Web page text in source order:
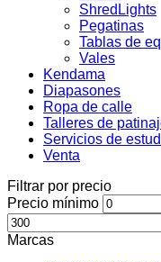
ShredLights
Pegatinas
Tablas de
Vales
Kendama
Diapasones
Ropa de calle
Talleres de
Servicios de
Venta
Filtrar por precio
Precio mínimo
Marcas